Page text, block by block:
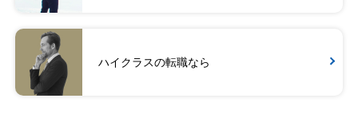
ハイクラスの転職なら